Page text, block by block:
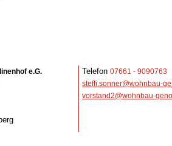
e.G. Telefon 07661 - 9090763
steffi.sonner@wohnbau-
vorstand2@wohnbau-